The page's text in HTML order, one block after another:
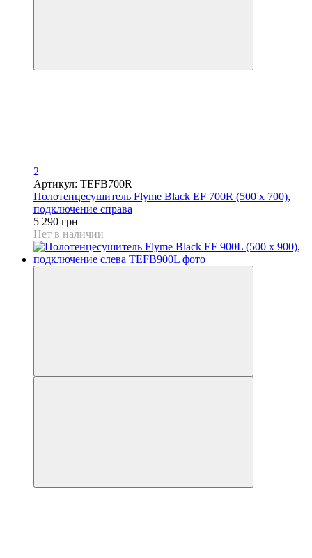
2
Артикул: TEFB700R
Полотенцесушитель Flyme Black EF 700R (500 х 700),
подключение справа
5 290 грн
Нет в наличии